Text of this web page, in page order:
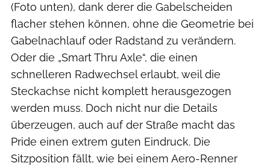
(Foto unten), dank derer die Gabelscheiden
flacher stehen können, ohne die Geometrie bei
Gabelnachlauf oder Radstand zu verändern.
Oder die „Smart Thru Axle“, die einen
schnelleren Radwechsel erlaubt, weil die
Steckachse nicht komplett herausgezogen
werden muss. Doch nicht nur die Details
überzeugen, auch auf der Straße macht das
Pride einen extrem guten Eindruck. Die
Sitzposition fällt, wie bei einem Aero-Renner